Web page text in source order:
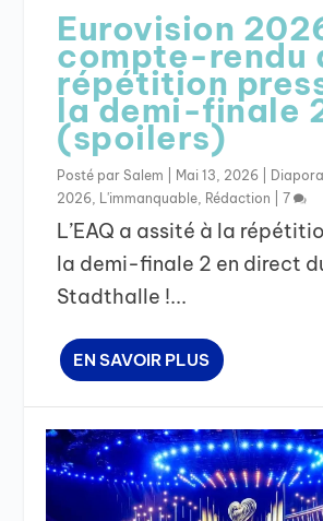
Eurovision
compte-rendu
répétition
la demi-finale
(spoilers)
Posté parSalem Mai 13, 2026
2026
L'immanquable Rédaction |7
L’EAQ a assité à la
la demi-finale 2 en direct
Stadthalle !...
EN SAVOIR PLUS